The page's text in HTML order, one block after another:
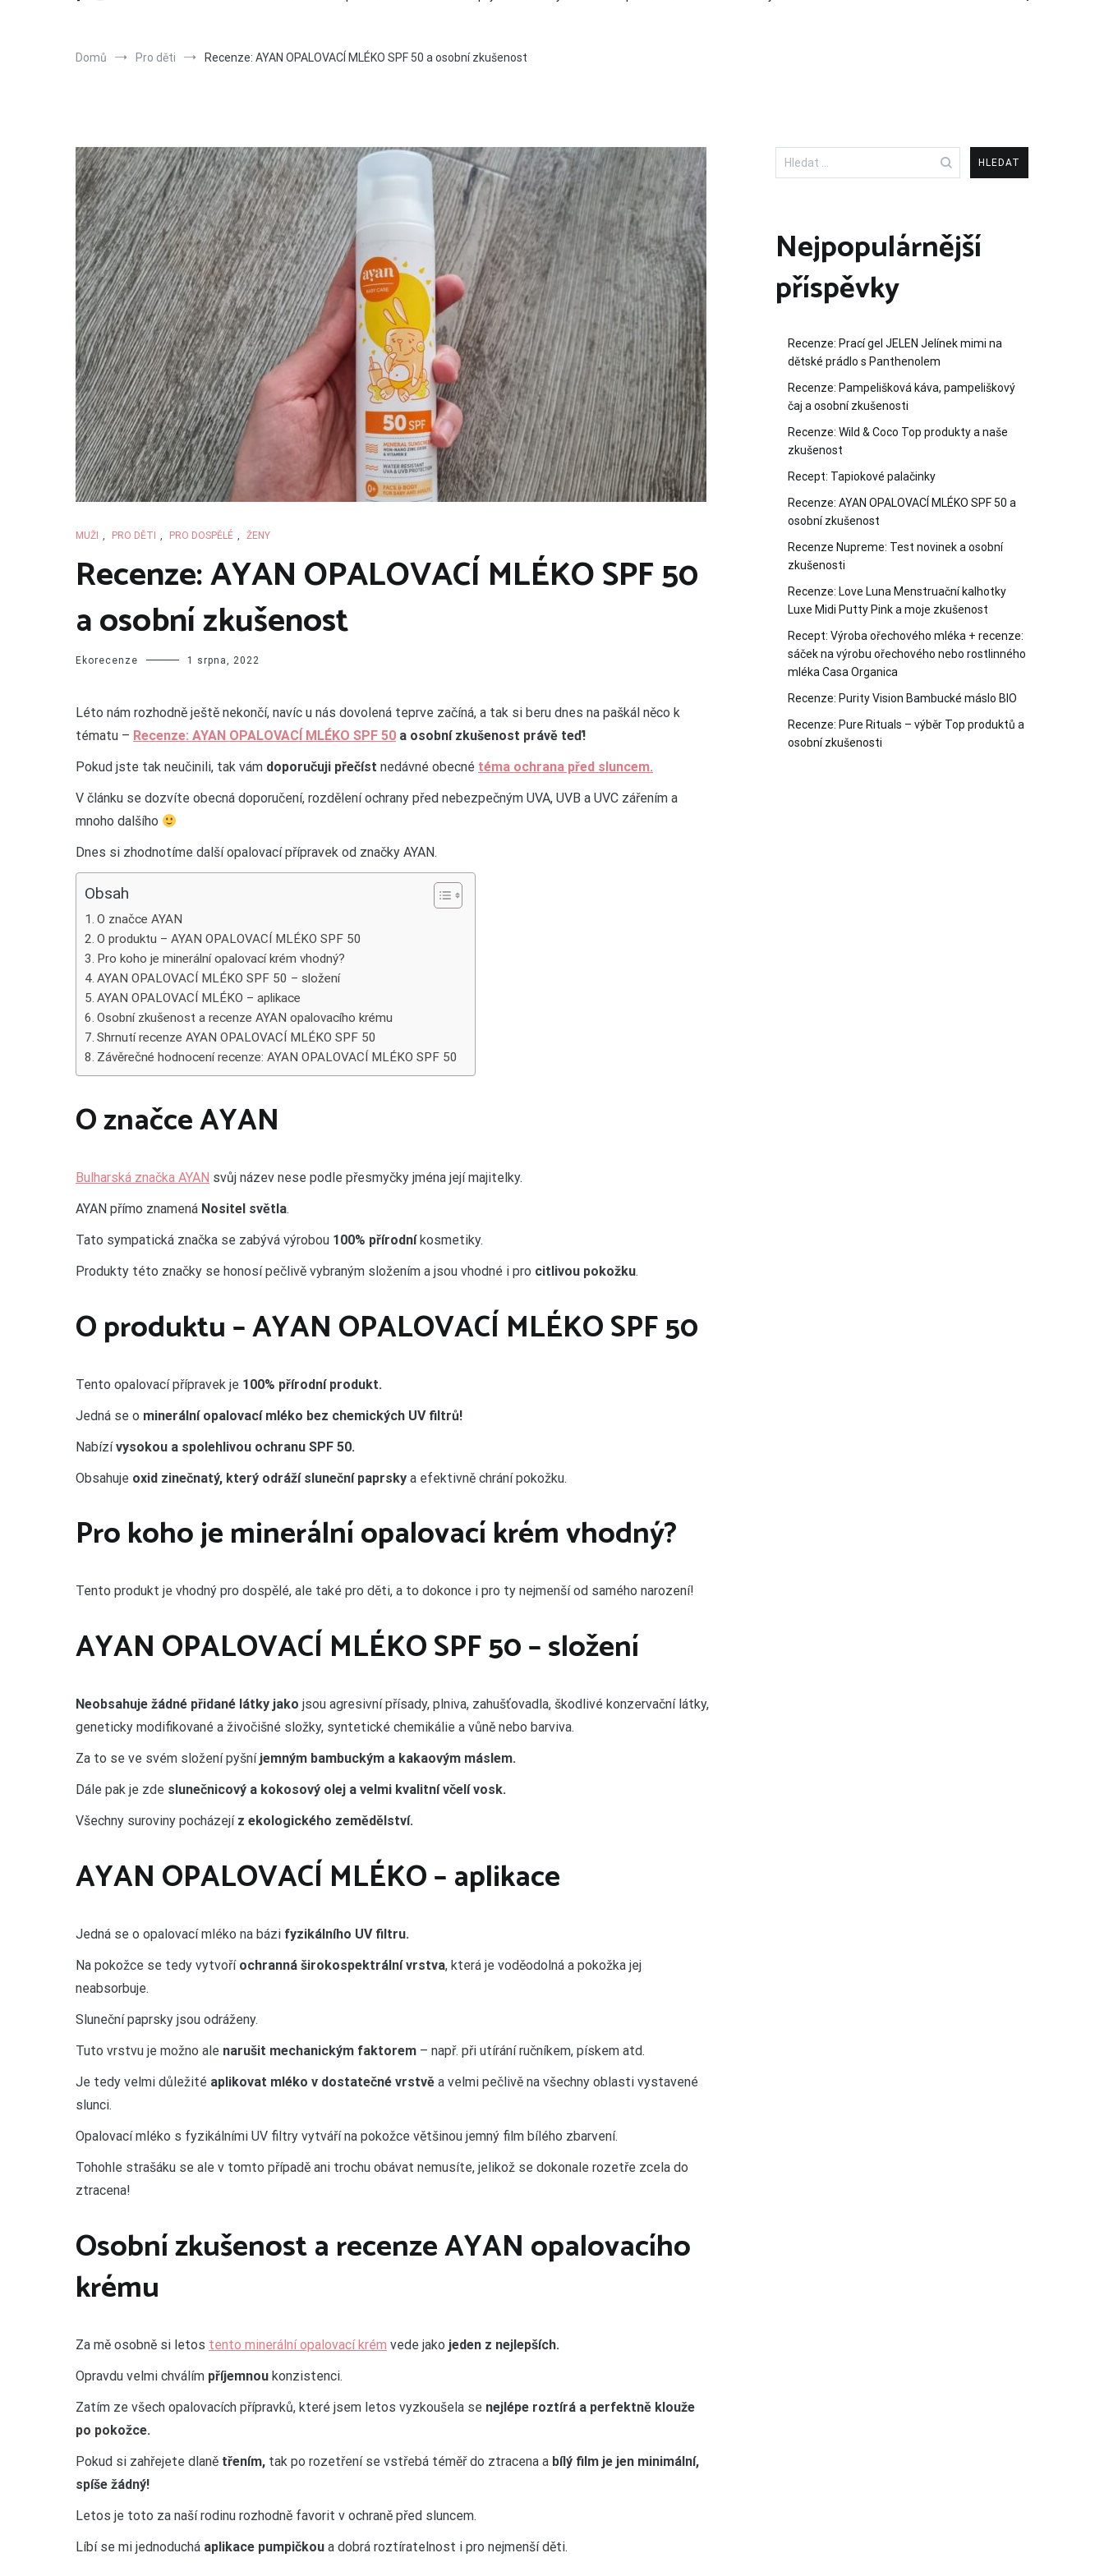
Domů Pro děti Recenze: AYAN OPALOVACÍ MLÉKO SPF 50 a osobní zkušenost
MUŽI , PRO DĚTI , PRO DOSPĚLÉ , ŽENY
Recenze: AYAN OPALOVACÍ MLÉKO SPF 50
a osobní zkušenost
Ekorecenze 1 srpna, 2022
Léto nám rozhodně ještě nekončí, navíc u nás dovolená teprve začíná, a tak si beru dnes na paškál něco k
tématu – Recenze: AYAN OPALOVACÍ MLÉKO SPF 50 a osobní zkušenost právě teď!
Pokud jste tak neučinili, tak vám doporučuji přečíst nedávné obecné téma ochrana před sluncem.
V článku se dozvíte obecná doporučení, rozdělení ochrany před nebezpečným UVA, UVB a UVC zářením a
mnoho dalšího
Dnes si zhodnotíme další opalovací přípravek od značky AYAN.
Obsah
O značce AYAN
O produktu – AYAN OPALOVACÍ MLÉKO SPF 50
Pro koho je minerální opalovací krém vhodný?
AYAN OPALOVACÍ MLÉKO SPF 50 – složení
AYAN OPALOVACÍ MLÉKO – aplikace
Osobní zkušenost a recenze AYAN opalovacího krému
Shrnutí recenze AYAN OPALOVACÍ MLÉKO SPF 50
Závěrečné hodnocení recenze: AYAN OPALOVACÍ MLÉKO SPF 50
O značce AYAN
Bulharská značka AYAN svůj název nese podle přesmyčky jména její majitelky.
AYAN přímo znamená Nositel světla.
Tato sympatická značka se zabývá výrobou 100% přírodníkosmetiky.
Produkty této značky se honosí pečlivě vybraným složením a jsou vhodné i pro citlivou pokožku.
O produktu – AYAN OPALOVACÍ MLÉKO SPF 50
Tento opalovací přípravek je 100% přírodní produkt.
Jedná se o minerální opalovací mléko bez chemických UV filtrů!
Nabízívysokou a spolehlivou ochranu SPF 50.
Obsahuje oxid zinečnatý, který odráží sluneční paprsky a efektivně chrání pokožku.
Pro koho je minerální opalovací krém vhodný?
Tento produkt je vhodný pro dospělé, ale také pro děti, a to dokonce i pro ty nejmenší od samého narození!
AYAN OPALOVACÍ MLÉKO SPF 50 – složení
Neobsahuje žádné přidané látky jako jsou agresivní přísady, plniva, zahušťovadla, škodlivé konzervační látky,
geneticky modifikované a živočišné složky, syntetické chemikálie a vůně nebo barviva.
Za to se ve svém složení pyšní jemným bambuckým a kakaovým máslem.
Dále pak je zde slunečnicový a kokosový olej a velmi kvalitní včelí vosk.
Všechny suroviny pocházejí z ekologického zemědělství.
AYAN OPALOVACÍ MLÉKO – aplikace
Jedná se o opalovací mléko na bázi fyzikálního UV filtru.
Na pokožce se tedy vytvoří ochranná širokospektrální vrstva, která je voděodolná a pokožka jej
neabsorbuje.
Sluneční paprsky jsou odráženy.
Tuto vrstvu je možno ale narušit mechanickým faktorem – např. při utírání ručníkem, pískem atd.
Je tedy velmi důležité aplikovat mléko v dostatečné vrstvě a velmi pečlivě na všechny oblasti vystavené
slunci.
Opalovací mléko s fyzikálními UV filtry vytváří na pokožce většinou jemný film bílého zbarvení.
Tohohle strašáku se ale v tomto případě ani trochu obávat nemusíte, jelikož se dokonale rozetře zcela do
ztracena!
Osobní zkušenost a recenze AYAN opalovacího
krému
Za mě osobně si letos tento minerální opalovací krém vede jako jeden z nejlepších.
Opravdu velmi chválím příjemnou konzistenci.
Zatím ze všech opalovacích přípravků, které jsem letos vyzkoušela se nejlépe roztírá a perfektně klouže
po pokožce.
Pokud si zahřejete dlaně třením, tak po rozetření se vstřebá téměř do ztracena a bílý film je jen minimální,
spíše žádný!
Letos je toto za naší rodinu rozhodně favorit v ochraně před sluncem.
Líbí se mi jednoduchá aplikace pumpičkou a dobrá roztíratelnost i pro nejmenší děti.
Vyhledávání
Nejpopulárnější
příspěvky
Recenze: Prací gel JELEN Jelínek mimi na
dětské prádlo s Panthenolem
Recenze: Pampelišková káva, pampeliškový
čaj a osobní zkušenosti
Recenze: Wild & Coco Top produkty a naše
zkušenost
Recept: Tapiokové palačinky
Recenze: AYAN OPALOVACÍ MLÉKO SPF 50 a
osobní zkušenost
Recenze Nupreme: Test novinek a osobní
zkušenosti
Recenze: Love Luna Menstruační kalhotky
Luxe Midi Putty Pink a moje zkušenost
Recept: Výroba ořechového mléka + recenze:
sáček na výrobu ořechového nebo rostlinného
mléka Casa Organica
Recenze: Purity Vision Bambucké máslo BIO
Recenze: Pure Rituals – výběr Top produktů a
osobní zkušenosti